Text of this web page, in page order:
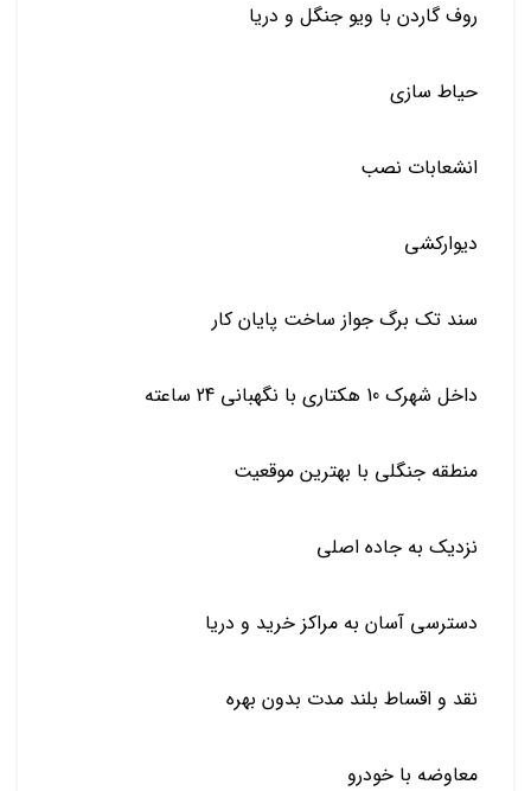
روف گاردن با ویو جنگل و دریا
حیاط سازی
انشعابات نصب
دیوارکشی
سند تک برگ جواز ساخت پایان کار
داخل شهرک 10 هکتاری با نگهبانی 24 ساعته
منطقه جنگلی با بهترین موقعیت
نزدیک به جاده اصلی
دسترسی آسان به مراکز خرید و دریا
نقد و اقساط بلند مدت بدون بهره
معاوضه با خودرو